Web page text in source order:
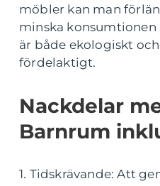
möbler kan man
minska konsumtionen
är både ekologiskt
fördelaktigt.
Nackdelar
Barnrum
1. Tidskrävande: Att